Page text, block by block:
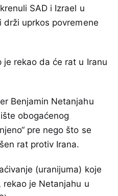
SAD i Izrael u
uprkos povremene
je rekao da će rat u Iranu
Benjamin Netanjahu
obogaćenog
pre nego što se
rat protiv Irana.
(uranijuma) koje
rekao je Netanjahu u